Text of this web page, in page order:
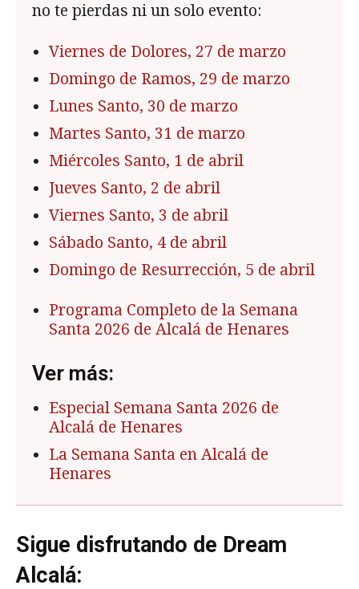
no te pierdas ni un solo evento:
Viernes de Dolores, 27 de marzo
Domingo de Ramos, 29 de marzo
Lunes Santo, 30 de marzo
Martes Santo, 31 de marzo
Miércoles Santo, 1 de abril
Jueves Santo, 2 de abril
Viernes Santo, 3 de abril
Sábado Santo, 4 de abril
Domingo de Resurrección, 5 de abril
Programa Completo de la Semana
Santa 2026 de Alcalá de Henares
Ver más:
Especial Semana Santa 2026 de
Alcalá de Henares
La Semana Santa en Alcalá de
Henares
Sigue disfrutando de Dream
Alcalá: